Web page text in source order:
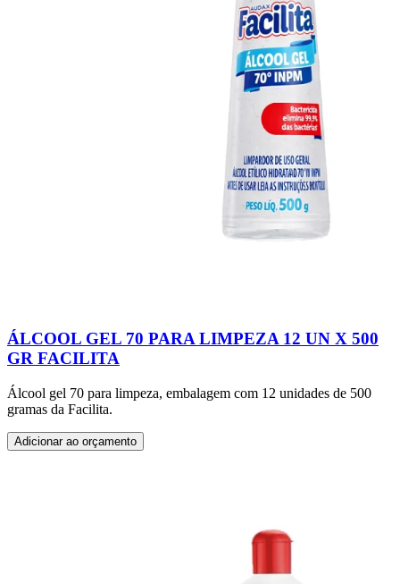
ÁLCOOL GEL 70 PARA LIMPEZA 12 UN X 500
GR FACILITA
Álcool gel 70 para limpeza, embalagem com 12 unidades de 500
gramas da Facilita.
Adicionar ao orçamento